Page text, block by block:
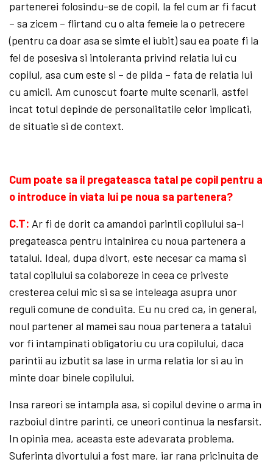
partenerei folosindu-se de copil, la fel cum ar fi facut
– sa zicem – flirtand cu o alta femeie la o petrecere
(pentru ca doar asa se simte el iubit) sau ea poate fi la
fel de posesiva si intoleranta privind relatia lui cu
copilul, asa cum este si – de pilda – fata de relatia lui
cu amicii. Am cunoscut foarte multe scenarii, astfel
incat totul depinde de personalitatile celor implicati,
de situatie si de context.
Cum poate sa il pregateasca tatal pe copil pentru a
o introduce in viata lui pe noua sa partenera?
C.T: Ar fi de dorit ca amandoi parintii copilului sa-l
pregateasca pentru intalnirea cu noua partenera a
tatalui. Ideal, dupa divort, este necesar ca mama si
tatal copilului sa colaboreze in ceea ce priveste
cresterea celui mic si sa se inteleaga asupra unor
reguli comune de conduita. Eu nu cred ca, in general,
noul partener al mamei sau noua partenera a tatalui
vor fi intampinati obligatoriu cu ura copilului, daca
parintii au izbutit sa lase in urma relatia lor si au in
minte doar binele copilului.
Insa rareori se intampla asa, si copilul devine o arma in
razboiul dintre parinti, ce uneori continua la nesfarsit.
In opinia mea, aceasta este adevarata problema.
Suferinta divortului a fost mare, iar rana pricinuita de